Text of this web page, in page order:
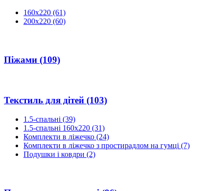
160х220 (61)
200х220 (60)
Піжами (109)
Текстиль для дітей (103)
1.5-спальні (39)
1.5-спальні 160х220 (31)
Комплекти в ліжечко (24)
Комплекти в ліжечко з простирадлом на гумці (7)
Подушки і ковдри (2)